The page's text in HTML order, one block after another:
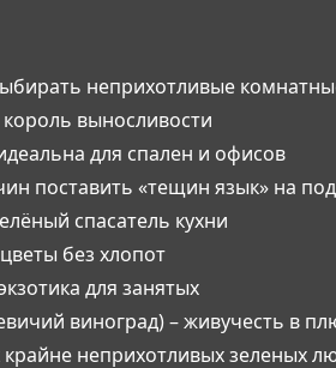
неприхотливые
выносливости
для спален и офисов
поставить «тещин язык» на
спасатель кухни
без хлопот
для занятых
виноград) – живучесть в
крайне неприхотливых зеленых